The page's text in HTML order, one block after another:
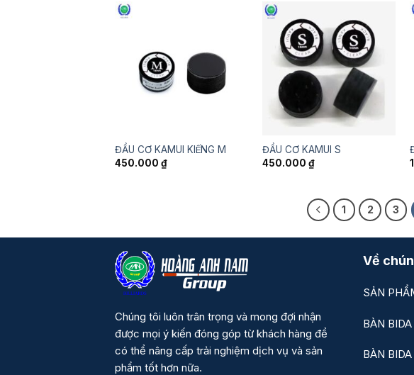
ĐẦU CƠ KAMUI KIẾNG M
450.000 ₫
ĐẦU CƠ KAMUI S
450.000 ₫
1 2 3
Chúng tôi luôn trân trọng và mong đợi nhận
được mọi ý kiến đóng góp từ khách hàng để
có thể nâng cấp trải nghiệm dịch vụ và sản
phẩm tốt hơn nữa.
Về
SẢN
BÀN
BÀN